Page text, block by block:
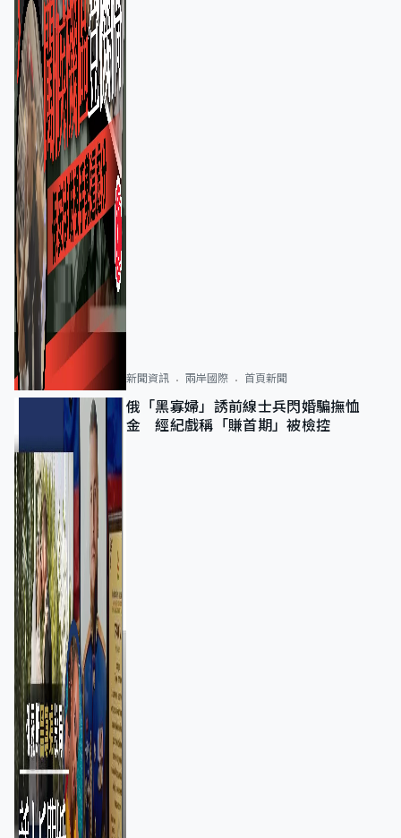
新聞資訊 兩岸國際 首頁新聞
俄「黑寡婦」誘前線士兵閃婚騙撫恤
金 經紀戲稱「賺首期」被檢控